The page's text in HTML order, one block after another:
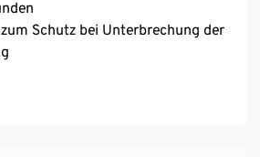
Schutz bei Unterbrechung der
als Wanduhr nutzbar
Schreibtisch im Büro oder zu